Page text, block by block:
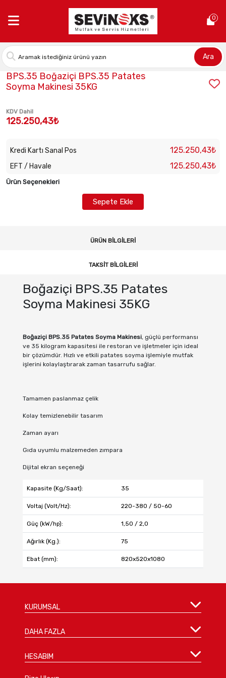
0
Ara
Stok Kodu:BPS.35
BPS.35 Boğaziçi BPS.35 Patates
Soyma Makinesi 35KG
KDV Dahil
125.250,43₺
Kredi Kartı Sanal Pos 125.250,43₺
EFT / Havale 125.250,43₺
Ürün Seçenekleri
Sepete Ekle
ÜRÜN BILGILERI
TAKSIT BILGILERI
Boğaziçi BPS.35 Patates
Soyma Makinesi 35KG
Boğaziçi BPS.35 Patates Soyma Makinesi, güçlü performansı
ve 35 kilogram kapasitesi ile restoran ve işletmeler için ideal
bir çözümdür. Hızlı ve etkili patates soyma işlemiyle mutfak
işlerini kolaylaştırarak zaman tasarrufu sağlar.
Tamamen paslanmaz çelik
Kolay temizlenebilir tasarım
Zaman ayarı
Gıda uyumlu malzemeden zımpara
Dijital ekran seçeneği
Kapasite (Kg/Saat): 35
Voltaj (Volt/Hz): 220-380 / 50-60
Güç (kW/hp): 1,50 / 2,0
Ağırlık (Kg.): 75
Ebat (mm): 820x520x1080
KURUMSAL
DAHA FAZLA
HESABIM